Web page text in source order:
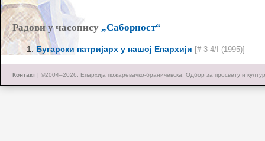
Радови у часопису „Саборност“
Бугарски патријарх у нашој Епархији [# 3-4/I (1995)]
Контакт | ©2004–2026. Епархија пожаревачко-браничевска, Одбор за просвету и